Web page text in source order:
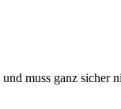
muss ganz sicher